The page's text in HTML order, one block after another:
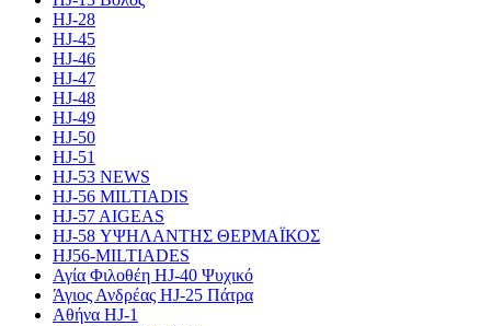
HJ-28
HJ-45
HJ-46
HJ-47
HJ-48
HJ-49
HJ-50
HJ-51
HJ-53 NEWS
HJ-56 MILTIADIS
HJ-57 AIGEAS
HJ-58 ΥΨΗΛΑΝΤΗΣ ΘΕΡΜΑΪΚΟΣ
HJ56-MILTIADES
Αγία Φιλοθέη HJ-40 Ψυχικό
Άγιος Ανδρέας HJ-25 Πάτρα
Αθήνα HJ-1